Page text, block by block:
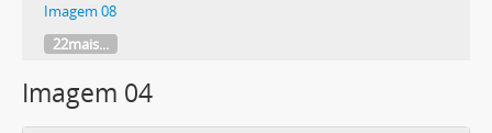
Imagem 08
22mais...
Imagem 04